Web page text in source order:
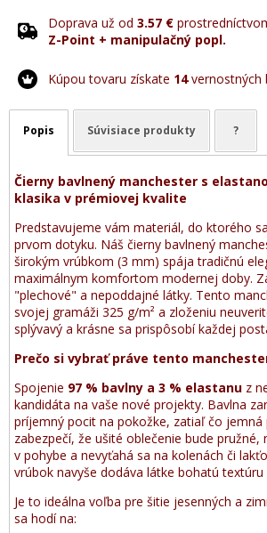
Doprava už od 3.57 €
Z-Point + manipulačný popl.
Kúpou tovaru získate 14vernostných
Popis Súvisiace produkty ?
Čierny bavlnený manchester s
klasika v prémiovej kvalite
Predstavujeme vám materiál, do ktorého
prvom dotyku. Náš čierny bavlnený
širokým vrúbkom (3 mm) spája tradičnú
maximálnym komfortom modernej doby.
"plechové" a nepoddajné látky. Tento
svojej gramáži 325 g/m² a zloženiu
splývavý a krásne sa prispôsobí každej
Prečo si vybrať práve tento
Spojenie 97 % bavlny a 3 % elastanu z
kandidáta na vaše nové projekty. Bavlna
príjemný pocit na pokožke, zatiaľ čo jemná
zabezpečí, že ušité oblečenie bude
v pohybe a nevyťahá sa na kolenách či
vrúbok navyše dodáva látke bohatú textúru
Je to ideálna voľba pre šitie jesenných a
sa hodí na: